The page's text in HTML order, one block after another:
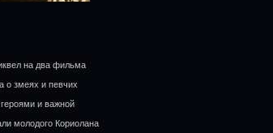
на два фильма
о змеях и певчих
и важной
молодого Кориолана